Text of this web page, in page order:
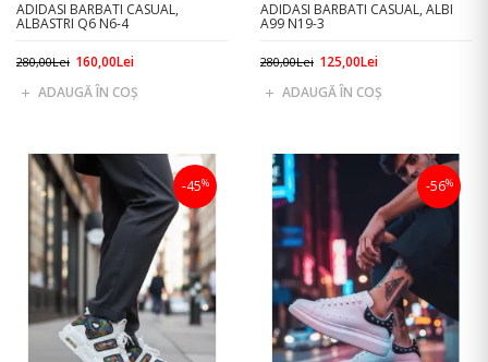
ADIDASI BARBATI CASUAL,
ALBASTRI Q6 N6-4
280,00Lei 160,00Lei
ADAUGĂ ÎN COŞ
ADIDASI BARBATI CASUAL, ALBI
A99 N19-3
280,00Lei 125,00Lei
ADAUGĂ ÎN COŞ
-45% -56%